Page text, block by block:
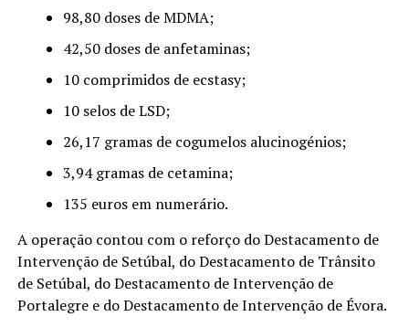
98,80 doses de MDMA;
42,50 doses de anfetaminas;
10 comprimidos de ecstasy;
10 selos de LSD;
26,17 gramas de cogumelos alucinogénios;
3,94 gramas de cetamina;
135 euros em numerário.
A operação contou com o reforço do Destacamento de
Intervenção de Setúbal, do Destacamento de Trânsito
de Setúbal, do Destacamento de Intervenção de
Portalegre e do Destacamento de Intervenção de Évora.